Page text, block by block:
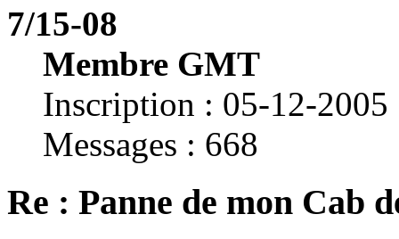
7/15-08
Membre GMT
Inscription : 05-12-2005
Messages : 668
Re : Panne de mon Cab